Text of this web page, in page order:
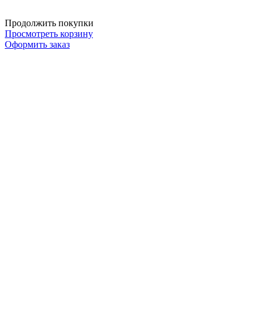
Продолжить покупки
Просмотреть корзину
Оформить заказ